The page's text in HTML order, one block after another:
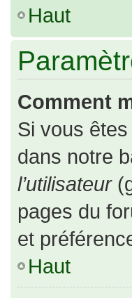
Haut
Comment
Si vous
dans notre
l’utilisateur
pages du
et
Haut